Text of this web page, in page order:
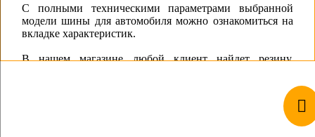
С полными техническими параметрами выбранной
модели шины для автомобиля можно ознакомиться на
вкладке характеристик.
В нашем магазине любой клиент найдет резину,
размеров и видов шин. Широчайший ассортимент
покорит как новичка, так и профессионала: есть и
зимние и летние шины, которые без труда можно